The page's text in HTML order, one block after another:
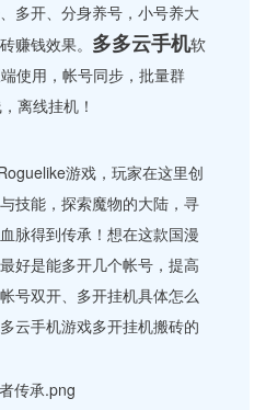
多开、分身养号，小号养大
赚钱效果。 多多云手机软
使用，帐号同步，批量群
离线挂机！
游戏，玩家在这里创
技能，探索魔物的大陆，寻
脉得到传承！想在这款国漫
好是能多开几个帐号，提高
号双开、多开挂机具体怎么
云手机游戏多开挂机搬砖的